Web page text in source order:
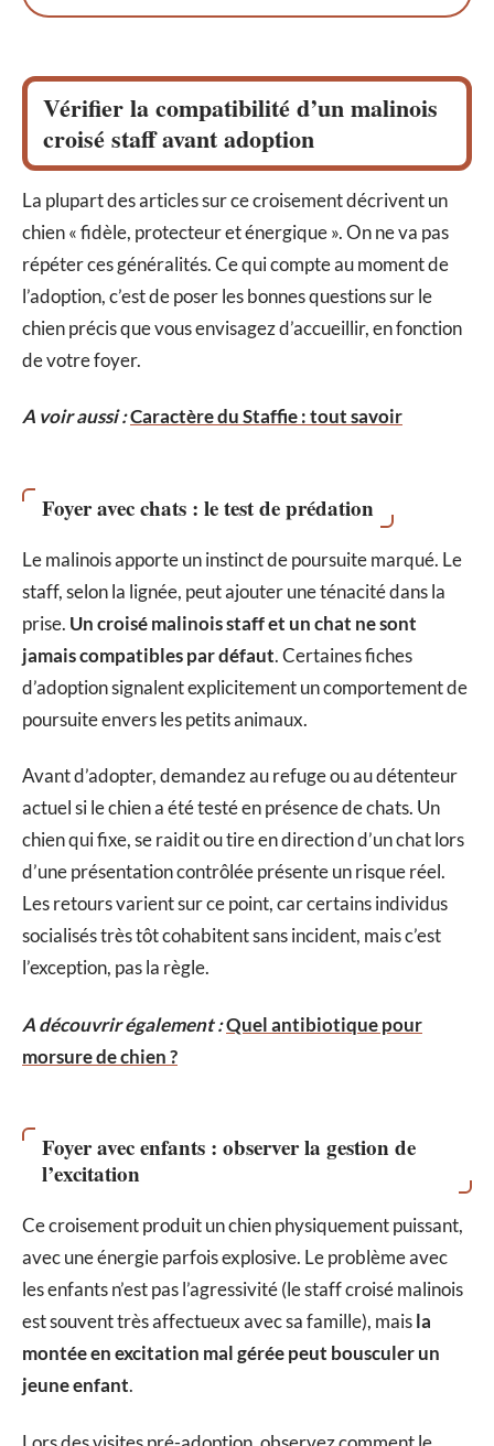
Vérifier la compatibilité d’un malinois
croisé staff avant adoption
La plupart des articles sur ce croisement décrivent un
chien « fidèle, protecteur et énergique ». On ne va pas
répéter ces généralités. Ce qui compte au moment de
l’adoption, c’est de poser les bonnes questions sur le
chien précis que vous envisagez d’accueillir, en fonction
de votre foyer.
A voir aussi :Caractère du Staffie : tout savoir
Foyer avec chats : le test de prédation
Le malinois apporte un instinct de poursuite marqué. Le
staff, selon la lignée, peut ajouter une ténacité dans la
prise. Un croisé malinois staff et un chat ne sont
jamais compatibles par défaut. Certaines fiches
d’adoption signalent explicitement un comportement de
poursuite envers les petits animaux.
Avant d’adopter, demandez au refuge ou au détenteur
actuel si le chien a été testé en présence de chats. Un
chien qui fixe, se raidit ou tire en direction d’un chat lors
d’une présentation contrôlée présente un risque réel.
Les retours varient sur ce point, car certains individus
socialisés très tôt cohabitent sans incident, mais c’est
l’exception, pas la règle.
A découvrir également :Quel antibiotique pour
morsure de chien ?
Foyer avec enfants : observer la gestion de
l’excitation
Ce croisement produit un chien physiquement puissant,
avec une énergie parfois explosive. Le problème avec
les enfants n’est pas l’agressivité (le staff croisé malinois
est souvent très affectueux avec sa famille), maisla
montée en excitation mal gérée peut bousculer un
jeune enfant.